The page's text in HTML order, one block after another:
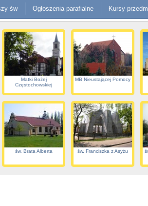
św Ogłoszenia parafialne Kursy
Matki Bożej
Częstochowskiej
MB Nieustającej Pomocy
św. Brata Alberta św. Franciszka z Asyżu